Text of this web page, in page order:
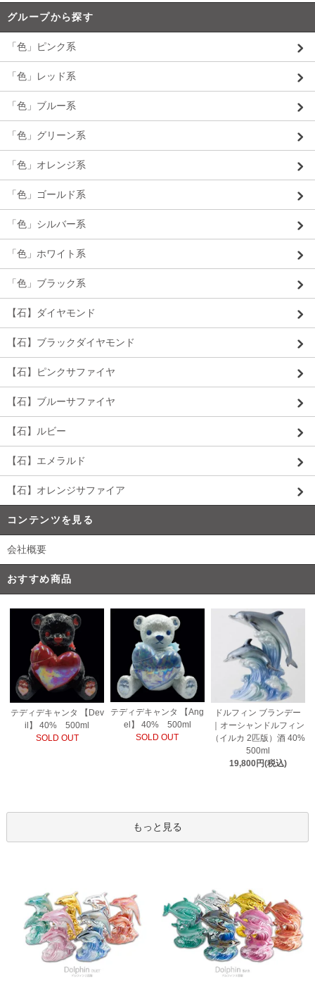
グループから探す
「色」ピンク系
「色」レッド系
「色」ブルー系
「色」グリーン系
「色」オレンジ系
「色」ゴールド系
「色」シルバー系
「色」ホワイト系
「色」ブラック系
【石】ダイヤモンド
【石】ブラックダイヤモンド
【石】ピンクサファイヤ
【石】ブルーサファイヤ
【石】ルビー
【石】エメラルド
【石】オレンジサファイア
コンテンツを見る
会社概要
おすすめ商品
テディデキャンタ 【Dev
il】 40% 500ml
SOLD OUT
テディデキャンタ 【Ang
el】 40% 500ml
SOLD OUT
ドルフィン ブランデー
｜オーシャンドルフィン
（イルカ 2匹版）酒 40%
500ml
19,800円(税込)
もっと見る